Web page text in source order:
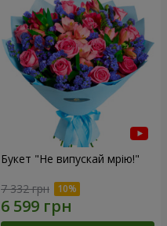
Букет "Не випускай мрію!"
7 332 грн